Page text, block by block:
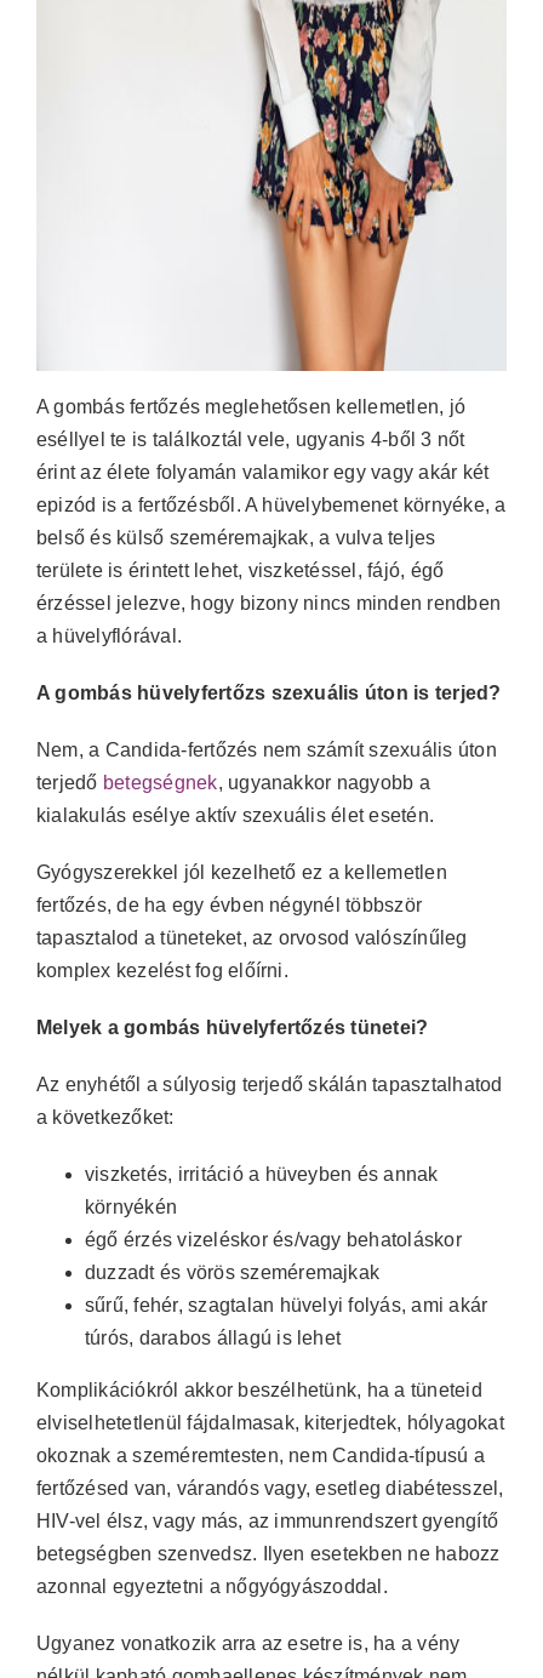
A gombás fertőzés meglehetősen kellemetlen, jó
eséllyel te is találkoztál vele, ugyanis 4-ből 3 nőt
érint az élete folyamán valamikor egy vagy akár két
epizód is a fertőzésből. A hüvelybemenet környéke, a
belső és külső szeméremajkak, a vulva teljes
területe is érintett lehet, viszketéssel, fájó, égő
érzéssel jelezve, hogy bizony nincs minden rendben
a hüvelyflórával.
A gombás hüvelyfertőzs szexuális úton is terjed?
Nem, a Candida-fertőzés nem számít szexuális úton
terjedő betegségnek, ugyanakkor nagyobb a
kialakulás esélye aktív szexuális élet esetén.
Gyógyszerekkel jól kezelhető ez a kellemetlen
fertőzés, de ha egy évben négynél többször
tapasztalod a tüneteket, az orvosod valószínűleg
komplex kezelést fog előírni.
Melyek a gombás hüvelyfertőzés tünetei?
Az enyhétől a súlyosig terjedő skálán tapasztalhatod
a következőket:
viszketés, irritáció a hüveyben és annak
környékén
égő érzés vizeléskor és/vagy behatoláskor
duzzadt és vörös szeméremajkak
sűrű, fehér, szagtalan hüvelyi folyás, ami akár
túrós, darabos állagú is lehet
Komplikációkról akkor beszélhetünk, ha a tüneteid
elviselhetetlenül fájdalmasak, kiterjedtek, hólyagokat
okoznak a szeméremtesten, nem Candida-típusú a
fertőzésed van, várandós vagy, esetleg diabétesszel,
HIV-vel élsz, vagy más, az immunrendszert gyengítő
betegségben szenvedsz. Ilyen esetekben ne habozz
azonnal egyeztetni a nőgyógyászoddal.
Ugyanez vonatkozik arra az esetre is, ha a vény